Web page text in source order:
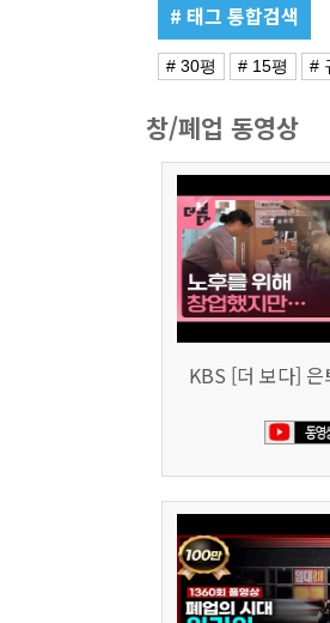
# 태그 통합검색
# 30평 # 15평 #
창/폐업 동영상
KBS [더 보다] 은